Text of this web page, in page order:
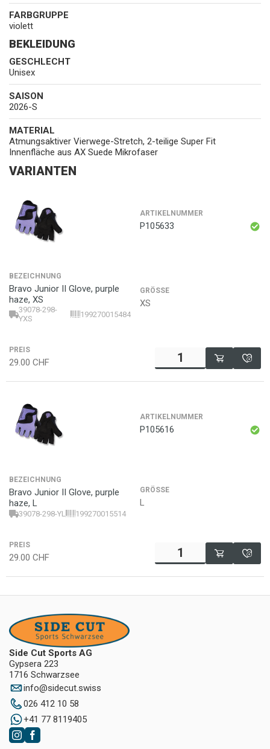
FARBGRUPPE
violett
BEKLEIDUNG
GESCHLECHT
Unisex
SAISON
2026-S
MATERIAL
Atmungsaktiver Vierwege-Stretch, 2-teilige Super Fit
Innenfläche aus AX Suede Mikrofaser
VARIANTEN
ARTIKELNUMMER
P105633
BEZEICHNUNG
Bravo Junior II Glove, purple
haze, XS
39078-298-
YXS
199270015484
GRÖSSE
XS
PREIS
29.00 CHF
ARTIKELNUMMER
P105616
BEZEICHNUNG
Bravo Junior II Glove, purple
haze, L
39078-298-YL 199270015514
GRÖSSE
L
PREIS
29.00 CHF
Side Cut Sports AG
Gypsera 223
1716 Schwarzsee
info@sidecut.swiss
026 412 10 58
+41 77 8119405